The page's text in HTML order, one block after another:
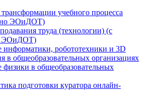
учебного процесса
ЭОиДОТ)
труда (технологии) (с
ЭОиДОТ)
информатики, робототехники и 3D
в общеобразовательных организациях
физики в общеобразовательных
подготовки куратора онлайн-